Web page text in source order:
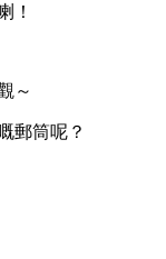
！
～
郵筒呢？